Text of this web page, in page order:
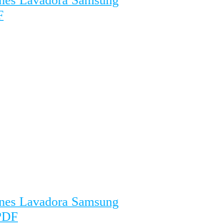
Lavadora Samsung